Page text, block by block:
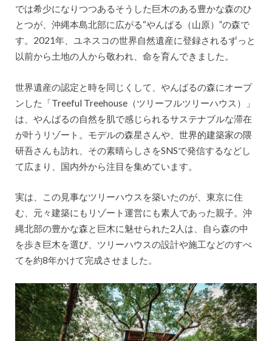
では希少になりつつあるそうした巨木のある豊かな森のひ
とつが、沖縄本島北部に広がる“やんばる（山原）”の森で
す。2021年、ユネスコの世界自然遺産に登録されるずっと
以前から土地の人から敬われ、命を育んできました。
世界遺産の認定と時を同じくして、やんばるの森にオープ
ンした「Treeful Treehouse（ツリーフルツリーハウス）」
は、やんばるの自然を肌で感じられるサステナブルな滞在
が叶うリゾート。モデルの森星さんや、世界的建築家の隈
研吾さんも訪れ、その素晴らしさをSNSで発信するなどし
て広まり、国内外から注目を集めています。
実は、この見事なツリーハウスを築いたのが、東京に住
む、元々建築にもリゾート運営にも素人であった親子。沖
縄北部の豊かな森と巨木に魅せられた2人は、自ら森の中
を歩き巨木を選び、ツリーハウスの設計や施工などのすべ
てを約8年かけて完成させました。